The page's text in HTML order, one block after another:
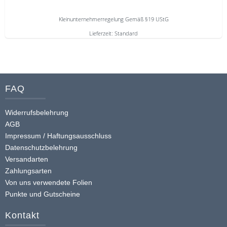
Kleinunternehmerregelung Gemäß §19 UStG
Lieferzeit: Standard
weist
mehrere
auf.
Die
Optionen
können
auf
der
Produktseite
gewählt
werden
FAQ
Widerrufsbelehrung
AGB
Impressum / Haftungsausschluss
Datenschutzbelehrung
Versandarten
Zahlungsarten
Von uns verwendete Folien
Punkte und Gutscheine
Kontakt